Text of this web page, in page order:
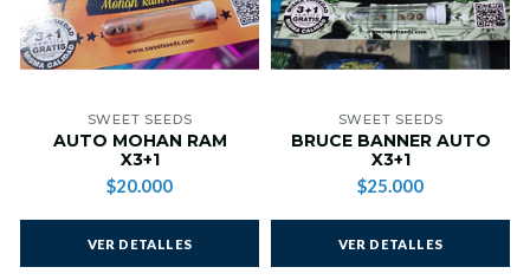
SWEET SEEDS
AUTO MOHAN RAM
X3+1
$20.000
VER DETALLES
SWEET SEEDS
BRUCE BANNER AUTO
X3+1
$25.000
VER DETALLES